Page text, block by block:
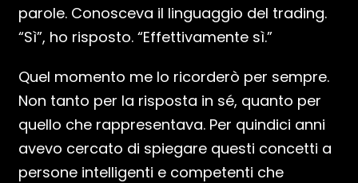
parole. Conosceva il linguaggio del trading.
“Sì”, ho risposto. “Effettivamente sì.”
Quel momento me lo ricorderò per sempre.
Non tanto per la risposta in sé, quanto per
quello che rappresentava. Per quindici anni
avevo cercato di spiegare questi concetti a
persone intelligenti e competenti che